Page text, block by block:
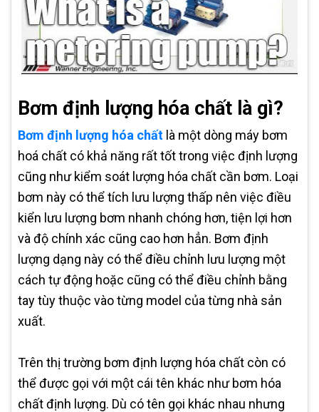
Bơm định lượng hóa chất là gì?
Bơm định lượng hóa chất là một dòng máy bơm
hoá chất có khả năng rất tốt trong việc định lượng
cũng như kiểm soát lượng hóa chất cần bơm. Loại
bơm này có thể tích lưu lượng thấp nên việc điều
kiển lưu lượng bơm nhanh chóng hơn, tiện lợi hơn
và độ chính xác cũng cao hơn hẳn. Bơm định
lượng dạng này có thể điều chỉnh lưu lượng một
cách tự động hoặc cũng có thể điều chỉnh bằng
tay tùy thuộc vào từng model của từng nhà sản
xuất.
Trên thị trường bơm định lượng hóa chất còn có
thể được gọi với một cái tên khác như bơm hóa
chất định lượng. Dù có tên gọi khác nhau nhưng